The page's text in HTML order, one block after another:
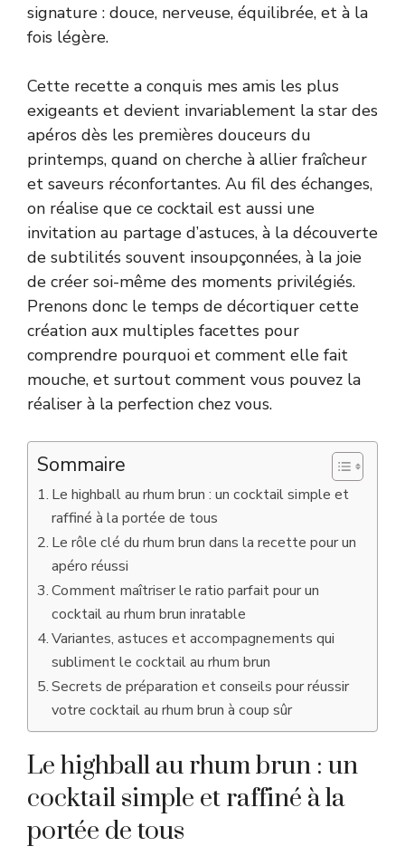
signature : douce, nerveuse, équilibrée, et à la
fois légère.
Cette recette a conquis mes amis les plus
exigeants et devient invariablement la star des
apéros dès les premières douceurs du
printemps, quand on cherche à allier fraîcheur
et saveurs réconfortantes. Au fil des échanges,
on réalise que ce cocktail est aussi une
invitation au partage d’astuces, à la découverte
de subtilités souvent insoupçonnées, à la joie
de créer soi-même des moments privilégiés.
Prenons donc le temps de décortiquer cette
création aux multiples facettes pour
comprendre pourquoi et comment elle fait
mouche, et surtout comment vous pouvez la
réaliser à la perfection chez vous.
Sommaire
Le highball au rhum brun : un cocktail simple et
raffiné à la portée de tous
Le rôle clé du rhum brun dans la recette pour un
apéro réussi
Comment maîtriser le ratio parfait pour un
cocktail au rhum brun inratable
Variantes, astuces et accompagnements qui
subliment le cocktail au rhum brun
Secrets de préparation et conseils pour réussir
votre cocktail au rhum brun à coup sûr
Le highball au rhum brun : un
cocktail simple et raffiné à la
portée de tous